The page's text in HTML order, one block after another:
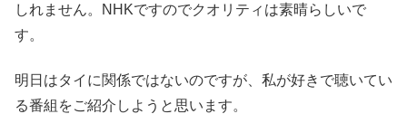
しれません。NHKですのでクオリティは素晴らしいで
す。
明日はタイに関係ではないのですが、私が好きで聴いてい
る番組をご紹介しようと思います。